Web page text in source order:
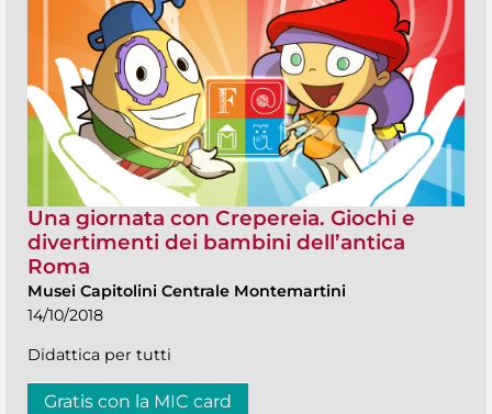
Una giornata con Crepereia. Giochi e
divertimenti dei bambini dell’antica
Roma
Musei Capitolini Centrale Montemartini
14/10/2018
Didattica per tutti
Gratis con la MIC card